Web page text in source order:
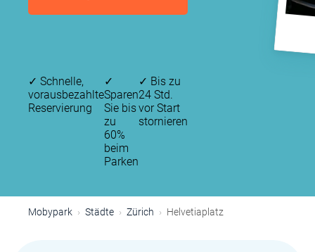
✓ Schnelle,
vorausbezahlte
Reservierung
✓
Sparen
Sie bis
zu
60%
beim
Parken
✓ Bis zu
24 Std.
vor Start
stornieren
Mobypark Städte Zürich Helvetiaplatz